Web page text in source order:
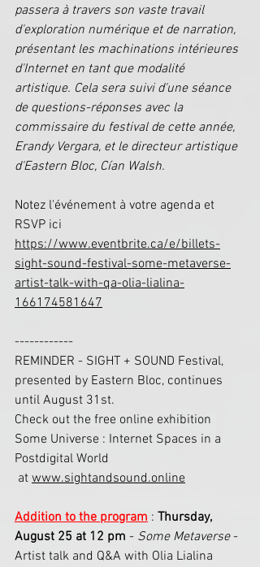
passera à travers son vaste travail
d'exploration numérique et de narration,
présentant les machinations intérieures
d'Internet en tant que modalité
artistique. Cela sera suivi d'une séance
de questions-réponses avec la
commissaire du festival de cette année,
Erandy Vergara, et le directeur artistique
d'Eastern Bloc, Cían Walsh.
Notez l'événement à votre agenda et
RSVP ici
https://www.eventbrite.ca/e/billets-
sight-sound-festival-some-metaverse-
artist-talk-with-qa-olia-lialina-
166174581647
------------
REMINDER - SIGHT + SOUND Festival,
presented by Eastern Bloc, continues
until August 31st.
Check out the free online exhibition
Some Universe : Internet Spaces in a
Postdigital World
at www.sightandsound.online
Addition to the program : Thursday,
August 25 at 12 pm - Some Metaverse -
Artist talk and Q&A with Olia Lialina